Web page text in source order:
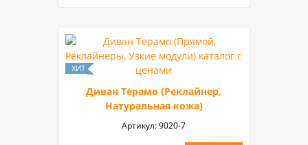
Диван Терамо (Реклайнер,
Натуральная кожа)
Артикул:9020-7